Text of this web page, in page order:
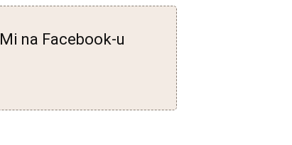
Mi na Facebook-u